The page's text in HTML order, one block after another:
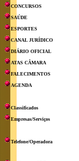
CONCURSOS
SAÚDE
ESPORTES
CANAL JURÍDICO
DIÁRIO OFICIAL
ATAS CÂMARA
FALECIMENTOS
AGENDA
Classificados
Empresas/Serviços
Telefone/Operadora